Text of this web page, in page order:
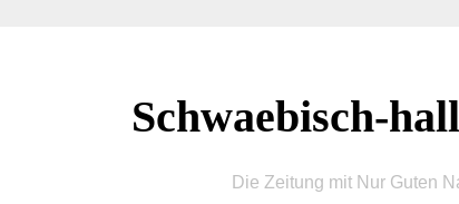
Schwaebisch-
Die Zeitung mit Nur Guten